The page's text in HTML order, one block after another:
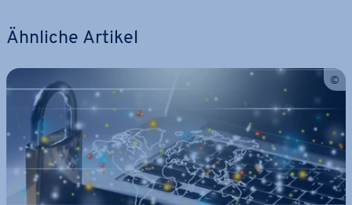
Ähnliche Artikel